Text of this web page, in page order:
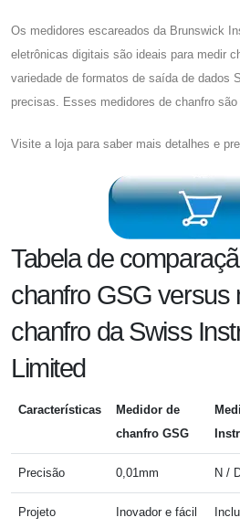
Os medidores escareados da Brunswick
eletrônicas digitais são ideais para medir
variedade de formatos de saída de dados
precisas. Esses medidores de chanfro
Visite a loja para saber mais detalhes e
Tabela de
chanfro GSG versus
chanfro da Swiss
Limited
Características
Medidor de
chanfro GSG
Precisão 0,01mm N /
Projeto
Inovador e fácil